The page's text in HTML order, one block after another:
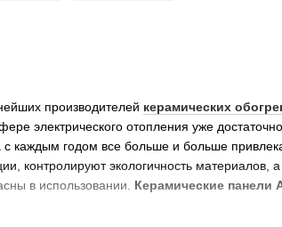
производителей керамических
электрического отопления уже
с каждым годом все больше и больше
контролируют экологичность материалов, а
в использовании. Керамические панели